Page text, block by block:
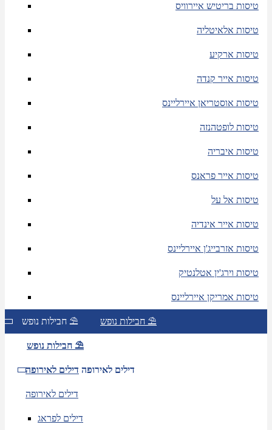
טיסות בריטיש איירוויס
טיסות אלאיטליה
טיסות ארקיע
טיסות אייר קנדה
טיסות אוסטריאן איירליינס
טיסות לופטהנזה
טיסות איבריה
טיסות אייר פראנס
טיסות אל על
טיסות אייר אינדיה
טיסות אזרבייג'ן איירליינס
טיסות וירג'ין אטלנטיק
טיסות אמריקן איירליינס
חבילות נופש ⛱ חבילות נופש ⛱
חבילות נופש ⛱
דילים לאירופה דילים לאירופה
דילים לאירופה
דילים לפראג